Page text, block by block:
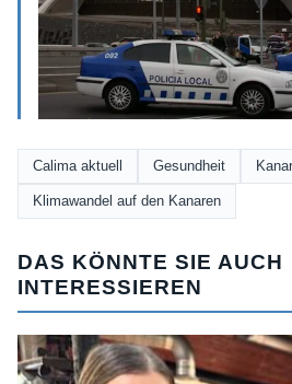
Calima aktuell Gesundheit
Klimawandel auf den Kanaren
DAS KÖNNTE SIE AUCH
INTERESSIEREN